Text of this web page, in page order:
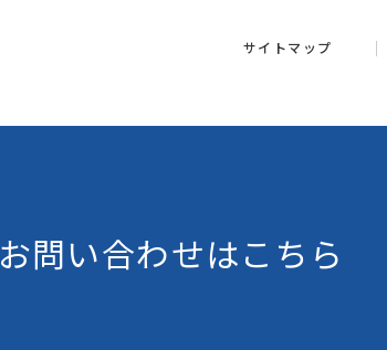
サイトマップ
お問い合わせはこちら